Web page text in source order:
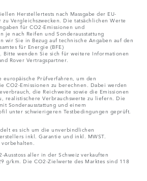
Herstellertests nach Massgabe der EU-
Vergleichszwecken. Die tatsächlichen Werte
für CO2-Emissionen und
je nach Reifen und Sonderausstattung
wir Sie in Bezug auf technische Angaben auf den
für Energie (BFE)
. Bitte wenden Sie sich für weitere Informationen
Rover Vertragspartner.
europäische Prüfverfahren, um den
CO2-Emissionen zu berechnen. Dabei werden
die Reichweite sowie die Emissionen
realistischere Verbrauchswerte zu liefern. Die
Sonderausstattung und einem
unter schwierigeren Testbedingungen geprüft.
es sich um die unverbindlichen
inkl. Garantie und inkl. MWST.
aller in der Schweiz verkauften
g/km. Die CO2-Zielwerte des Marktes sind 118